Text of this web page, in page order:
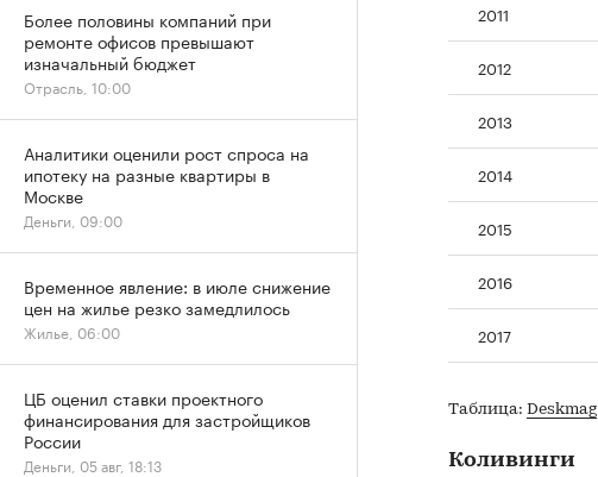
2011
2012
2013
2014
2015
2016
2017
Таблица: Deskmag
Коливинги
Более половины компаний при
ремонте офисов превышают
изначальный бюджет
Отрасль, 10:00
Аналитики оценили рост спроса на
ипотеку на разные квартиры в
Москве
Деньги, 09:00
Временное явление: в июле снижение
цен на жилье резко замедлилось
Жилье, 06:00
ЦБ оценил ставки проектного
финансирования для застройщиков
России
Деньги, 05 авг, 18:13